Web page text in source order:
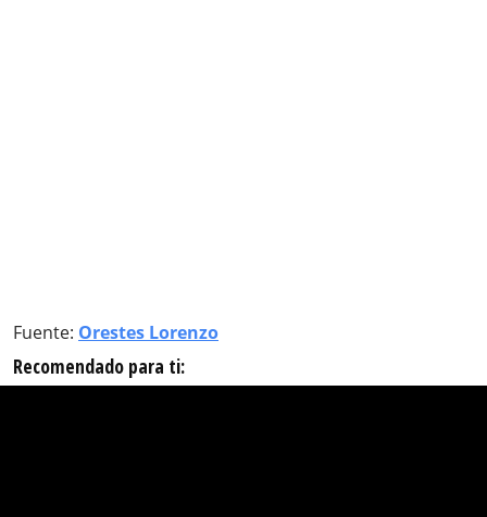
Fuente: Orestes Lorenzo
Recomendado para ti: